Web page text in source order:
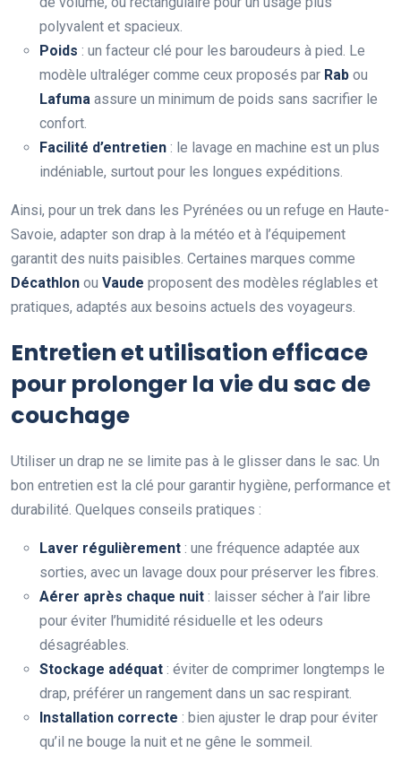
polyvalent et spacieux.
Poids : un facteur clé pour les baroudeurs à pied. Le
modèle ultraléger comme ceux proposés par Rab ou
Lafuma assure un minimum de poids sans sacrifier le
confort.
Facilité d’entretien : le lavage en machine est un plus
indéniable, surtout pour les longues expéditions.
Ainsi, pour un trek dans les Pyrénées ou un refuge en Haute-
Savoie, adapter son drap à la météo et à l’équipement
garantit des nuits paisibles. Certaines marques comme
Décathlon ou Vaude proposent des modèles réglables et
pratiques, adaptés aux besoins actuels des voyageurs.
Entretien et utilisation efficace
pour prolonger la vie du sac de
couchage
Utiliser un drap ne se limite pas à le glisser dans le sac. Un
bon entretien est la clé pour garantir hygiène, performance et
durabilité. Quelques conseils pratiques :
Laver régulièrement : une fréquence adaptée aux
sorties, avec un lavage doux pour préserver les fibres.
Aérer après chaque nuit : laisser sécher à l’air libre
pour éviter l’humidité résiduelle et les odeurs
désagréables.
Stockage adéquat : éviter de comprimer longtemps le
drap, préférer un rangement dans un sac respirant.
Installation correcte : bien ajuster le drap pour éviter
qu’il ne bouge la nuit et ne gêne le sommeil.